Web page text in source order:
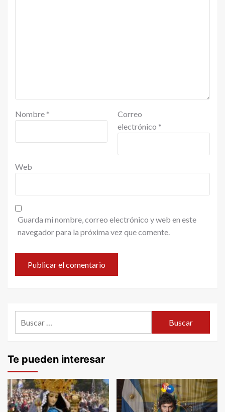
Nombre *
Correo
electrónico *
Web
Guarda mi nombre, correo electrónico y web en este
navegador para la próxima vez que comente.
Te pueden interesar